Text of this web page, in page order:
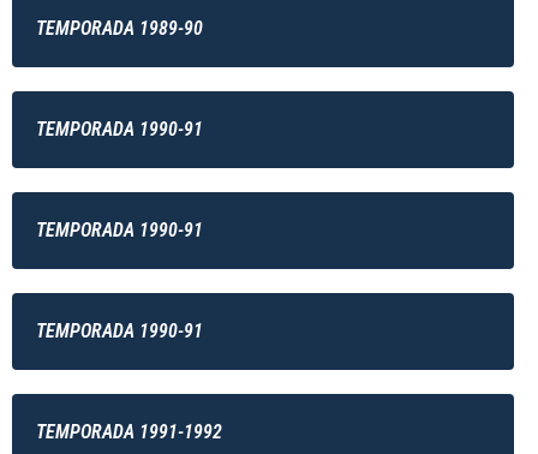
TEMPORADA 1989-90
TEMPORADA 1990-91
TEMPORADA 1990-91
TEMPORADA 1990-91
TEMPORADA 1991-1992